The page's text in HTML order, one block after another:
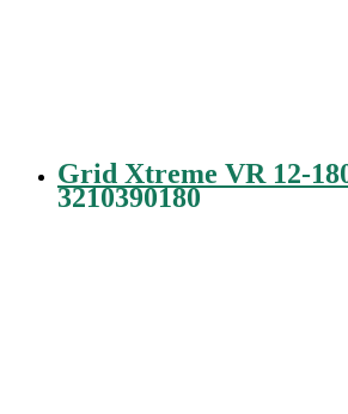
Grid Xtreme VR 12-
3210390180